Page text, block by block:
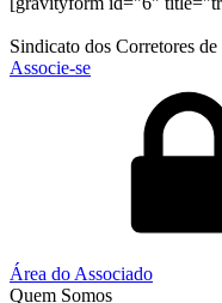
Sindicato dos Corretores de
Associe-se
Área do Associado
Quem Somos